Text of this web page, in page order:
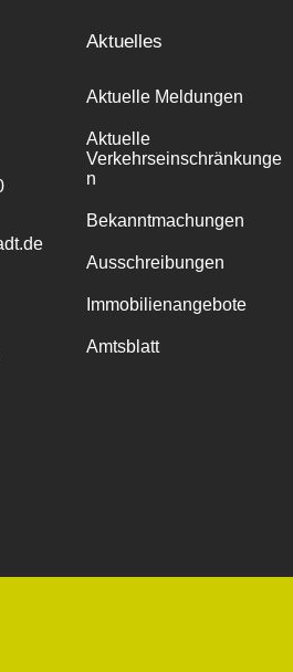
Aktuelles
Aktuelle Meldungen
Aktuelle
Verkehrseinschränkunge
n
Bekanntmachungen
Ausschreibungen
Immobilienangebote
Amtsblatt